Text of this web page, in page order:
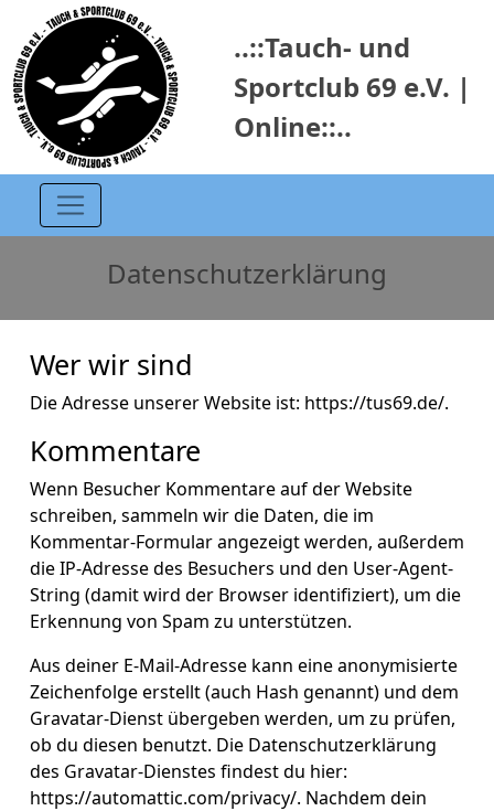
..::Tauch- und
Sportclub 69 e.V. |
Online::..
Datenschutzerklärung
Wer wir sind
Die Adresse unserer Website ist: https://tus69.de/.
Kommentare
Wenn Besucher Kommentare auf der Website
schreiben, sammeln wir die Daten, die im
Kommentar-Formular angezeigt werden, außerdem
die IP-Adresse des Besuchers und den User-Agent-
String (damit wird der Browser identifiziert), um die
Erkennung von Spam zu unterstützen.
Aus deiner E-Mail-Adresse kann eine anonymisierte
Zeichenfolge erstellt (auch Hash genannt) und dem
Gravatar-Dienst übergeben werden, um zu prüfen,
ob du diesen benutzt. Die Datenschutzerklärung
des Gravatar-Dienstes findest du hier:
https://automattic.com/privacy/. Nachdem dein